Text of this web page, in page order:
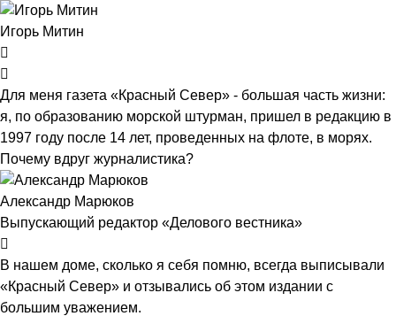
Игорь Митин
Для меня газета «Красный Север» - большая часть жизни:
я, по образованию морской штурман, пришел в редакцию в
1997 году после 14 лет, проведенных на флоте, в морях.
Почему вдруг журналистика?
Александр Марюков
Выпускающий редактор «Делового вестника»
В нашем доме, сколько я себя помню, всегда выписывали
«Красный Север» и отзывались об этом издании с
большим уважением.